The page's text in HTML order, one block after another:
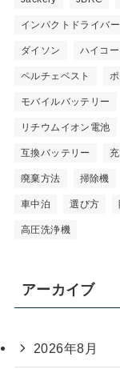
インパクトドライバー
ダイソン ハイコ
ペルチェベスト
モバイルバッテリー
リチウムイオン電池
互換バッテリー
廃棄方法 掃除機
車中泊 選び方
高圧洗浄機
アーカイブ
2026年8月